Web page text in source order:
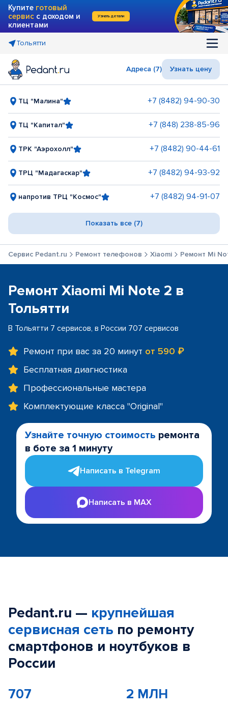
Купите готовый
сервис с доходом и
клиентами
Узнать детали
Тольятти
Адреса (7) Узнать цену
ТЦ "Малина" +7 (8482) 94-90-30
ТЦ "Капитал" +7 (848) 238-85-96
ТРК "Аэрохолл" +7 (8482) 90-44-61
ТРЦ "Мадагаскар" +7 (8482) 94-93-92
напротив ТРЦ "Космос" +7 (8482) 94-91-07
Показать все (7)
Сервис Pedant.ru Ремонт телефонов Xiaomi Ремонт Mi
Ремонт Xiaomi Mi Note 2 в
Тольятти
В Тольятти 7 сервисов, в России 707 сервисов
Ремонт при вас за 20 минут от 590 ₽
Бесплатная диагностика
Профессиональные мастера
Комплектующие класса "Original"
Узнайте точную стоимость ремонта
в боте за 1 минуту
Написать в Telegram
Написать в MAX
Pedant.ru — крупнейшая
сервисная сеть по ремонту
смартфонов и ноутбуков в
России
707 2 МЛН